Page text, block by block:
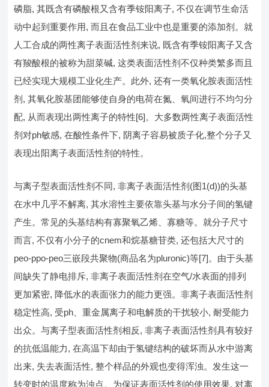
磷脂, 其既含有磷酸根又含有季铵阳离子, 不仅在调节生命活
动中起到重要作用, 而且在食品工业中也是重要的添加剂。就
人工合成的两性离子表面活性剂来说, 既含有季铵阳离子又含
有羧酸根的被称为甜菜碱, 这类表面活性剂不仅种类繁多而且
已经实现大规模工业化生产。此外, 还有一类氧化胺表面活性
剂, 其氧化胺基团能够使自身的电荷在氮、氧间进行不均匀分
配, 从而表现出两性离子的特性[6]。大多数两性离子表面活性
剂对ph敏感, 在酸性条件下, 阴离子容易被质子化,整个分子又
表现出阳离子表面活性剂的特性。
与离子型表面活性剂不同, 非离子表面活性剂(图1(d))的头基
在水中几乎不解离, 其水溶性主要依靠头基与水分子间的氢键
产生。常见的头基结构有寡聚氧乙烯、寡糖等。就分子尺寸
而言, 不仅有小分子的cnem和烷基糖苷类, 还包括大尺寸的
peo-ppo-peo三嵌段共聚物(商品名为pluronic)等[7]。由于头基
间缺失了静电排斥, 非离子表面活性剂在空气/水表面的排列
更加紧密, 降低水的表面张力的能力更强。非离子表面活性剂
稳定性高, 受ph、重金属离子和电解质的干扰较小, 耐受能力
出众。与离子型表面活性剂相反, 非离子表面活性剂具有较好
的抗低温能力, 在高温下却由于氢键结构的破坏而从水中游离
出来, 失去表面活性, 整个样品的外观也变得浑浊。发生这一
转变时的温度称为浊点。为保证表面活性剂的使用效果, 对离